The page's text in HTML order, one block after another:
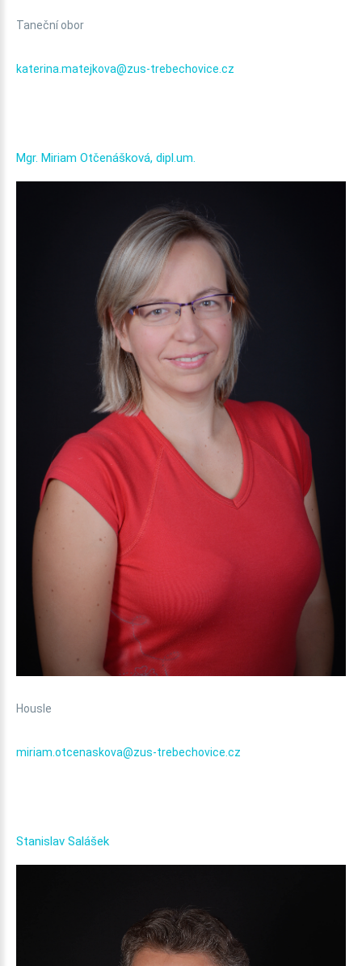
Taneční obor
katerina.matejkova@zus-trebechovice.cz
Mgr. Miriam Otčenášková, dipl.um.
Housle
miriam.otcenaskova@zus-trebechovice.cz
Stanislav Salášek